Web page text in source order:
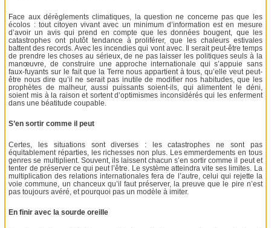
Face aux dérèglements climatiques, la question ne concerne pas que les
écolos : tout citoyen vivant avec un minimum d’information est en mesure
d’avoir un avis qui prend en compte que les données bougent, que les
catastrophes ont plutôt tendance à proliférer, que les chaleurs estivales
battent des records. Avec les incendies qui vont avec. Il serait peut-être temps
de prendre les choses au sérieux, de ne pas laisser les politiques seuls à la
manœuvre, de construire une approche internationale qui s’appuie sans
faux-fuyants sur le fait que la Terre nous appartient à tous, qu’elle veut peut-
être nous dire qu’il ne serait pas inutile de modifier nos habitudes, que les
prophètes de malheur, aussi puissants soient-ils, qui alimentent le déni,
soient mis à la raison et sortent d’optimismes inconsidérés qui les enferment
dans une béatitude coupable.
S’en sortir comme il peut
Certes, les situations sont diverses : les catastrophes ne sont pas
équitablement réparties, les richesses non plus. Les emmerdements en tous
genres se multiplient. Souvent, ils laissent chacun s’en sortir comme il peut et
tenter de préserver ce qui peut l’être. Le système atteindra vite ses limites. La
multiplication des relations internationales fera de l’autre, celui qui rejette la
voie commune, un chanceux qu’il faut préserver, la preuve que le pire n’est
pas toujours avéré, et pourquoi pas un modèle à imiter.
En finir avec la sourde oreille